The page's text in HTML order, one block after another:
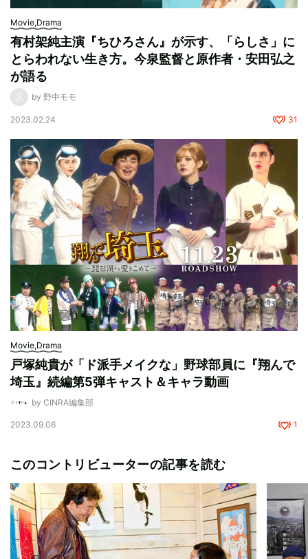
Movie,Drama
有村架純主演『ちひろさん』が示す、「らしさ」に
とらわれない生き方。今泉監督と原作者・安田弘之
が語る
by 野中モモ
2023.02.24 31
Movie,Drama
戸塚純貴が「ド派手メイクな」野球部員に『翔んで
埼玉』続編第5弾キャスト＆キャラ動画
by CINRA編集部
2023.09.06 1
このコントリビューターの記事を読む